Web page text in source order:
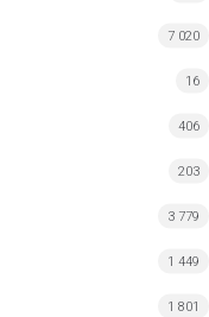
7 020
16
406
203
3 779
1 449
1 801